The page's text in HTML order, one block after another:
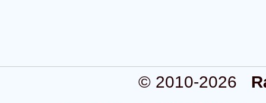
© 2010-2026